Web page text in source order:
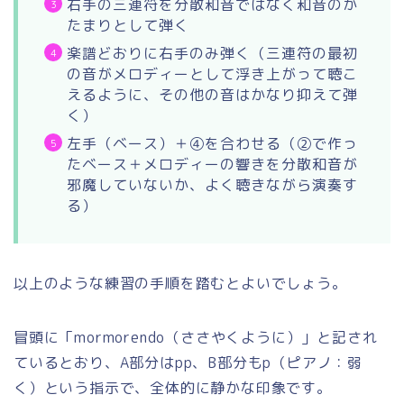
右手の三連符を分散和音ではなく和音のか
たまりとして弾く
楽譜どおりに右手のみ弾く（三連符の最初
の音がメロディーとして浮き上がって聴こ
えるように、その他の音はかなり抑えて弾
く）
左手（ベース）＋④を合わせる（②で作っ
たベース＋メロディーの響きを分散和音が
邪魔していないか、よく聴きながら演奏す
る）
以上のような練習の手順を踏むとよいでしょう。
冒頭に「mormorendo（ささやくように）」と記され
ているとおり、A部分はpp、B部分もp（ピアノ：弱
く）という指示で、全体的に静かな印象です。